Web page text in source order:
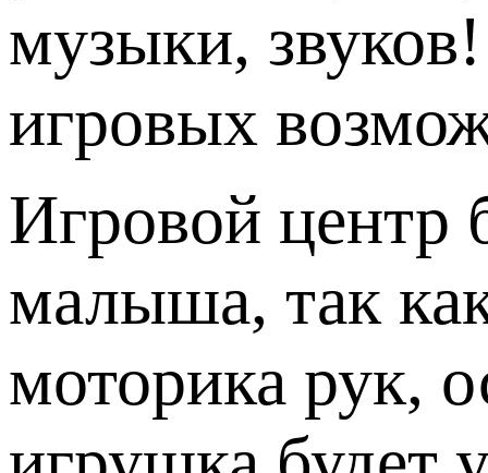
музыки,
игровых
Игровой центр
малыша, так
моторика рук,